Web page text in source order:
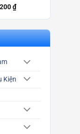
₫
Kiện